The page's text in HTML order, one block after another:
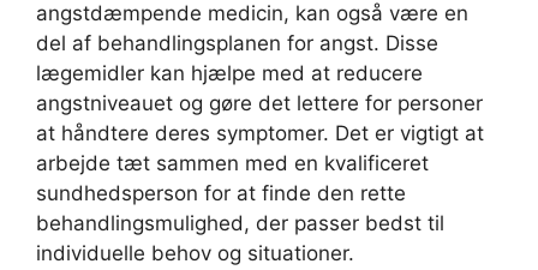
angstdæmpende medicin, kan også være en
del af behandlingsplanen for angst. Disse
lægemidler kan hjælpe med at reducere
angstniveauet og gøre det lettere for personer
at håndtere deres symptomer. Det er vigtigt at
arbejde tæt sammen med en kvalificeret
sundhedsperson for at finde den rette
behandlingsmulighed, der passer bedst til
individuelle behov og situationer.